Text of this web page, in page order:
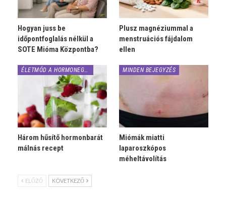
Hogyan juss be
időpontfoglalás nélkül a
SOTE Mióma Központba?
Plusz magnéziummal a
menstruációs fájdalom
ellen
ÉLETMÓD A HORMONEGYENSÚLYÉRT
Három hűsítő hormonbarát
málnás recept
MINDEN BEJEGYZÉS
Miómák miatti
laparoszkópos
méheltávolítás
ELŐZŐ KÖVETKEZŐ